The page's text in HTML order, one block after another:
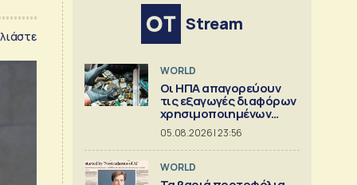
Stream
WORLD
Οι ΗΠΑ απαγορεύουν
τις εξαγωγές διαφόρων
χρησιμοποιημένων
κρίσιμων ορυκτών
05.08.2026 | 23:56
WORLD